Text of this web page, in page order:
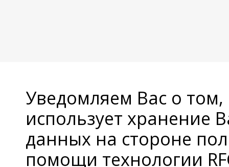
Уведомляем Вас о
использует хранение
данных на стороне
помощи технологии